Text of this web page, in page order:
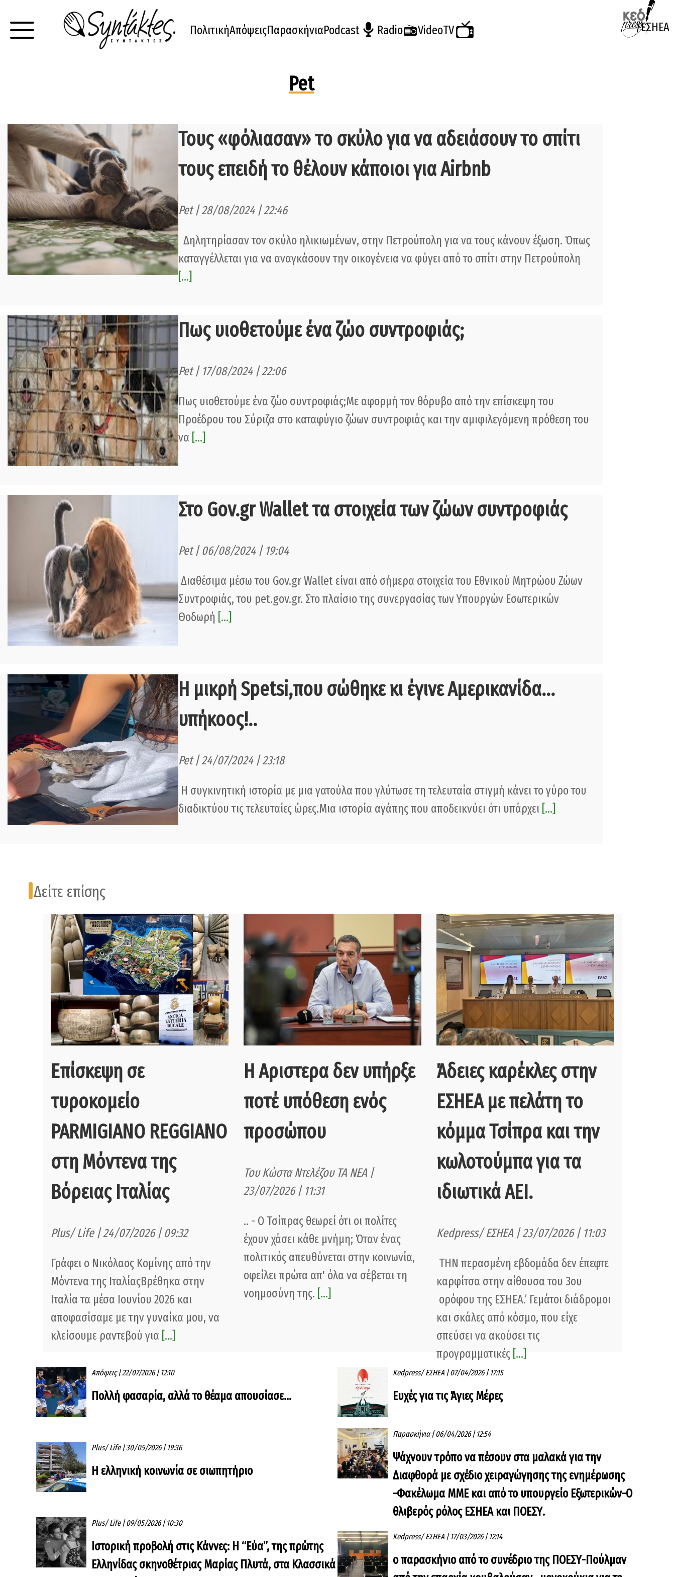
ΠολιτικήΑπόψειςΠαρασκήνιαPodcast Radio VideoTV /EΣΗΕΑ
Pet
Τους «φόλιασαν» το σκύλο για να αδειάσουν το σπίτι
τους επειδή το θέλουν κάποιοι για Airbnb
Pet | 28/08/2024 | 22:46
Δηλητηρίασαν τον σκύλο ηλικιωμένων, στην Πετρούπολη για να τους κάνουν έξωση. Όπως
καταγγέλλεται για να αναγκάσουν την οικογένεια να φύγει από το σπίτι στην Πετρούπολη
[...]
Πως υιοθετούμε ένα ζώο συντροφιάς;
Pet | 17/08/2024 | 22:06
Πως υιοθετούμε ένα ζώο συντροφιάς;Με αφορμή τον θόρυβο από την επίσκεψη του
Προέδρου του Σύριζα στο καταφύγιο ζώων συντροφιάς και την αμιφιλεγόμενη πρόθεση του
να [...]
Στο Gov.gr Wallet τα στοιχεία των ζώων συντροφιάς
Pet | 06/08/2024 | 19:04
Διαθέσιμα μέσω του Gov.gr Wallet είναι από σήμερα στοιχεία του Εθνικού Μητρώου Ζώων
Συντροφιάς, του pet.gov.gr. Στο πλαίσιο της συνεργασίας των Υπουργών Εσωτερικών
Θοδωρή [...]
Η μικρή Spetsi,που σώθηκε κι έγινε Αμερικανίδα...
υπήκοος!..
Pet | 24/07/2024 | 23:18
H συγκινητική ιστορία με μια γατούλα που γλύτωσε τη τελευταία στιγμή κάνει το γύρο του
διαδικτύου τις τελευταίες ώρες.Μια ιστορία αγάπης που αποδεικνύει ότι υπάρχει [...]
Δείτε επίσης
Επίσκεψη σε
τυροκομείο
PARMIGIANO REGGIANO
στη Μόντενα της
Βόρειας Ιταλίας
Plus/ Life | 24/07/2026 | 09:32
Γράφει ο Νικόλαος Κομίνης από την
Μόντενα της ΙταλίαςΒρέθηκα στην
Ιταλία τα μέσα Ιουνίου 2026 και
αποφασίσαμε με την γυναίκα μου, να
κλείσουμε ραντεβού για [...]
Η Αριστερα δεν υπήρξε
ποτέ υπόθεση ενός
προσώπου
Του Κώστα Ντελέζου ΤΑ ΝΕΑ |
23/07/2026 | 11:31
.. - Ο Τσίπρας θεωρεί ότι οι πολίτες
έχουν χάσει κάθε μνήμη; Όταν ένας
πολιτικός απευθύνεται στην κοινωνία,
οφείλει πρώτα απ' όλα να σέβεται τη
νοημοσύνη της. [...]
Άδειες καρέκλες στην
ΕΣΗΕΑ με πελάτη το
κόμμα Τσίπρα και την
κωλοτούμπα για τα
ιδιωτικά ΑΕΙ.
Kedpress/ ΕΣΗΕΑ | 23/07/2026 | 11:03
ΤΗΝ περασμένη εβδομάδα δεν έπεφτε
καρφίτσα στην αίθουσα του 3ου
ορόφου της ΕΣΗΕΑ.’ Γεμάτοι διάδρομοι
και σκάλες από κόσμο, που είχε
σπεύσει να ακούσει τις
προγραμματικές [...]
Απόψεις|22/07/2026 | 12:10
Πολλή φασαρία, αλλά το θέαμα απουσίασε…
Plus/ Life|30/05/2026 | 19:36
Η ελληνική κοινωνία σε σιωπητήριο
Plus/ Life|09/05/2026 | 10:30
Ιστορική προβολή στις Κάννες: Η “Εύα”, της πρώτης
Ελληνίδας σκηνοθέτριας Μαρίας Πλυτά, στα Κλασσικά
Kedpress/ ΕΣΗΕΑ |07/04/2026 | 17:15
Ευχές για τις Άγιες Μέρες
Παρασκήνια|06/04/2026 | 12:54
Ψάχνουν τρόπο να πέσουν στα μαλακά για την
Διαφθορά με σχέδιο χειραγώγησης της ενημέρωσης
-Φακέλωμα ΜΜΕ και από το υπουργείο Εξωτερικών-Ο
θλιβερός ρόλος ΕΣΗΕΑ και ΠΟΕΣΥ.
Kedpress/ ΕΣΗΕΑ |17/03/2026 | 12:14
ο παρασκήνιο από το συνέδριο της ΠΟΕΣΥ-Πούλμαν